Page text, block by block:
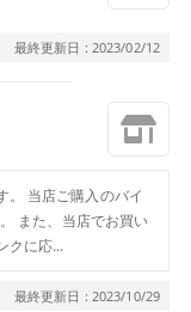
最終更新日 : 2023/02/12
。 当店ご購入のバイ
また、当店でお買い
クに応...
最終更新日 : 2023/10/29